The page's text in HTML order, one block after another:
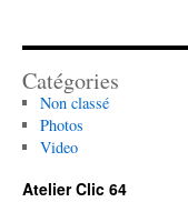
Catégories
Non classé
Photos
Video
Atelier Clic 64